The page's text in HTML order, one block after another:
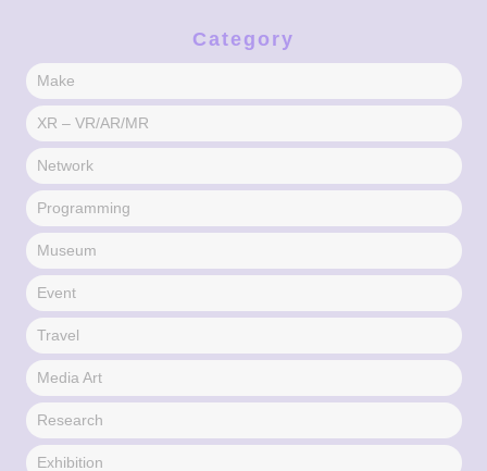
Category
Make
XR – VR/AR/MR
Network
Programming
Museum
Event
Travel
Media Art
Research
Exhibition